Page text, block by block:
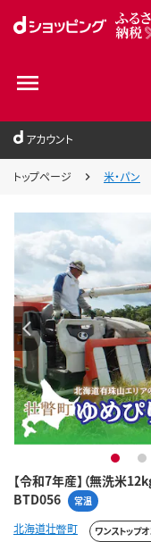
アカウント
トップページ 米・パン
【令和7年産】（無洗米
BTD056
常温
1 2
北海道壮瞥町 ワンストップ